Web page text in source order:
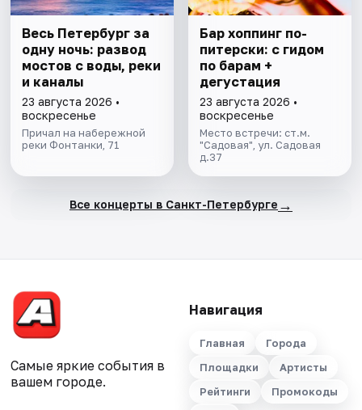
Весь Петербург за
одну ночь: развод
мостов с воды, реки
и каналы
23 августа 2026 •
воскресенье
Причал на набережной
реки Фонтанки, 71
Бар хоппинг по-
питерски: с гидом
по барам +
дегустация
23 августа 2026 •
воскресенье
Место встречи: ст.м.
"Садовая", ул. Садовая
д.37
Все концерты в Санкт-Петербурге →
Самые яркие события в
вашем городе.
Навигация
Главная
Города
Площадки
Артисты
Рейтинги
Промокоды